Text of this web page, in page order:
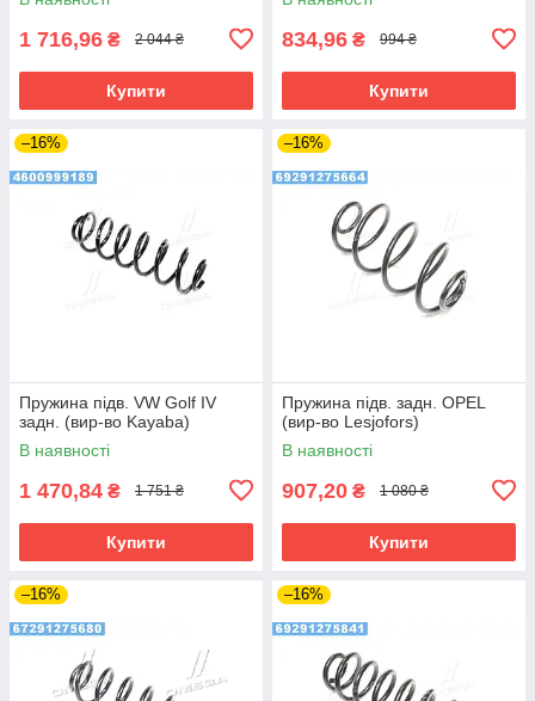
1 716,96 ₴ 2 044 ₴
Купити
834,96 ₴ 994 ₴
Купити
–16%
Пружина підв. VW Golf IV
задн. (вир-во Kayaba)
В наявності
1 470,84 ₴ 1 751 ₴
Купити
–16%
Пружина підв. задн. OPEL
(вир-во Lesjofors)
В наявності
907,20 ₴ 1 080 ₴
Купити
–16% –16%